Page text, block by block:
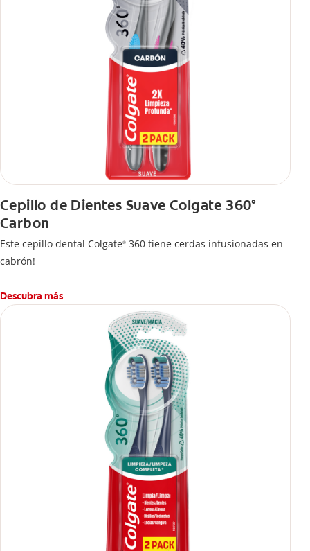
Cepillo de Dientes Suave Colgate 360°
Carbon
Este cepillo dental Colgate® 360 tiene cerdas infusionadas en
cabrón!
Descubra más